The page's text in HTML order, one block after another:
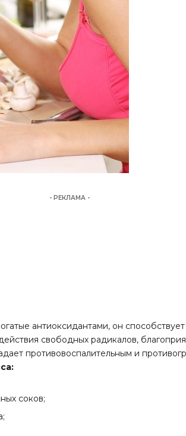
- РЕКЛАМА -
антиоксидантами, он
свободных радикалов,
противовоспалительным и
соков;